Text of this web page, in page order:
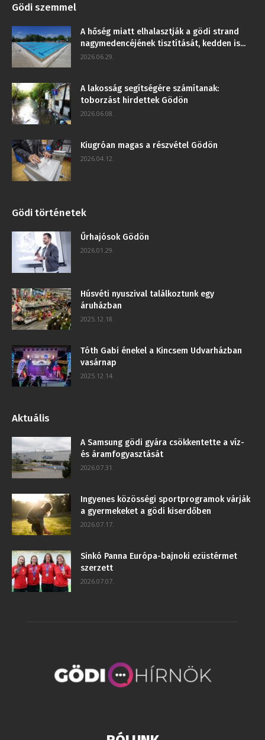
Gödi szemmel
A hőség miatt elhalasztják a gödi strand
nagymedencéjének tisztítását, kedden is...
2026.06.29.
A lakosság segítségére számítanak:
toborzást hirdettek Gödön
2026.06.08.
Kiugróan magas a részvétel Gödön
2026.04.12.
Gödi történetek
Űrhajósok Gödön
2026.01.29.
Húsvéti nyuszival találkoztunk egy
áruházban
2025.12.18.
Tóth Gabi énekel a Kincsem Udvarházban
vasárnap
2025.12.14.
Aktuális
A Samsung gödi gyára csökkentette a víz-
és áramfogyasztását
2026.07.31.
Ingyenes közösségi sportprogramok várják
a gyermekeket a gödi kiserdőben
2026.07.17.
Sinkó Panna Európa-bajnoki ezüstérmet
szerzett
2026.07.07.